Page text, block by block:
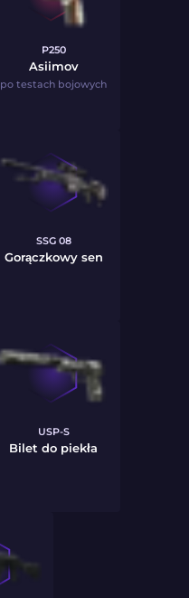
P250
Asiimov
po testach bojowych
SSG 08
Gorączkowy sen
USP-S
Bilet do piekła